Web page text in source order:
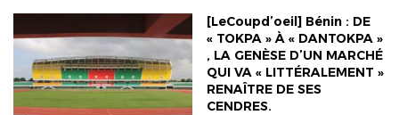
[LeCoupd’oeil] Bénin : DE
« TOKPA » À « DANTOKPA »
, LA GENÈSE D’UN MARCHÉ
QUI VA « LITTÉRALEMENT »
RENAÎTRE DE SES
CENDRES.